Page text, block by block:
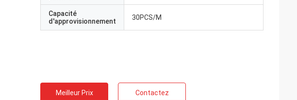
Capacité
d'approvisionnement
30PCS/M
Meilleur Prix Contactez